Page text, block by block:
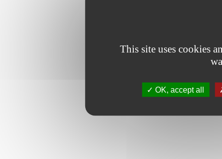
This site uses cookies
OK, accept all